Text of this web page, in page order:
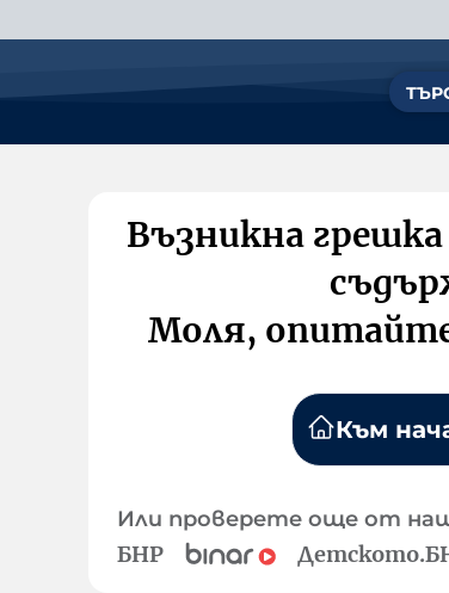
Възникна
Моля,
Към
Или проверете още от
БНР